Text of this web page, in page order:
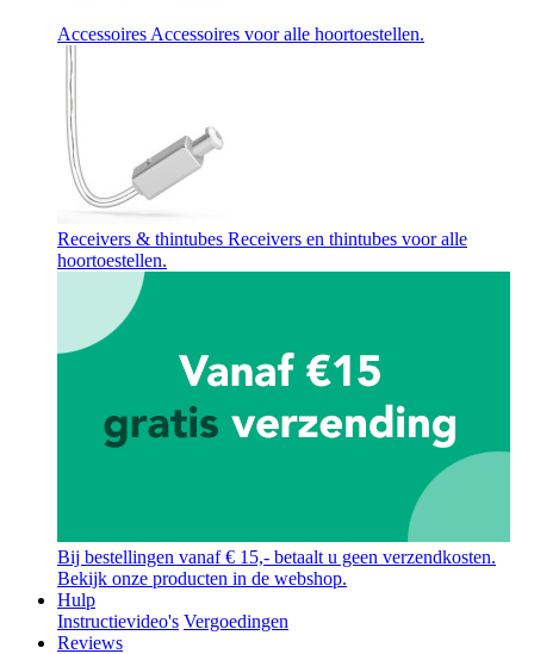
AccessoiresAccessoires voor alle hoortoestellen.
Receivers & thintubes Receivers en thintubes voor alle
hoortoestellen.
Bij bestellingen vanaf € 15,- betaalt u geen verzendkosten.
Bekijk onze producten in de webshop.
Hulp
Instructievideo's Vergoedingen
Reviews